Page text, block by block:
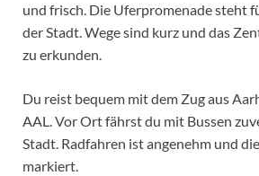
und frisch. Die Uferpromenade steht
der Stadt. Wege sind kurz und das
zu erkunden.
Du reist bequem mit dem Zug aus
AAL. Vor Ort fährst du mit Bussen
Stadt. Radfahren ist angenehm und
markiert.